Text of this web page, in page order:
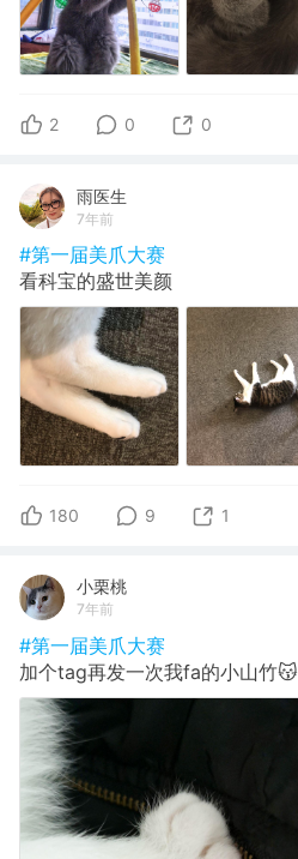
2 0 0
雨医生
7年前
#第一届美爪大赛
看科宝的盛世美颜
180 9 1
小栗桃
7年前
#第一届美爪大赛
加个tag再发一次我fa的小山竹😽